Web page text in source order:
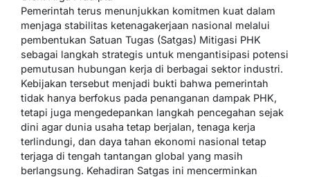
Pemerintah terus menunjukkan komitmen kuat dalam
menjaga stabilitas ketenagakerjaan nasional melalui
pembentukan Satuan Tugas (Satgas) Mitigasi PHK
sebagai langkah strategis untuk mengantisipasi potensi
pemutusan hubungan kerja di berbagai sektor industri.
Kebijakan tersebut menjadi bukti bahwa pemerintah
tidak hanya berfokus pada penanganan dampak PHK,
tetapi juga mengedepankan langkah pencegahan sejak
dini agar dunia usaha tetap berjalan, tenaga kerja
terlindungi, dan daya tahan ekonomi nasional tetap
terjaga di tengah tantangan global yang masih
berlangsung. Kehadiran Satgas ini mencerminkan